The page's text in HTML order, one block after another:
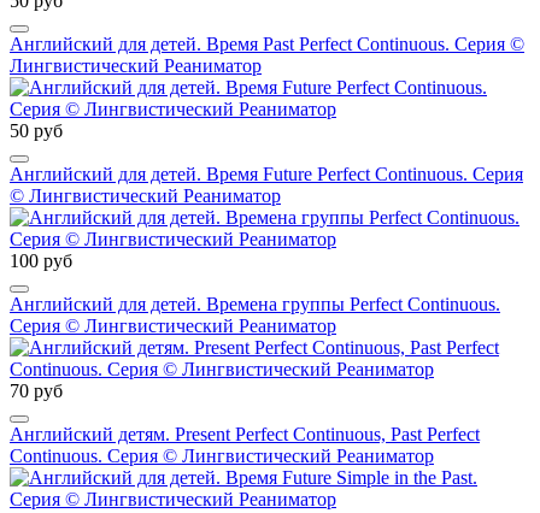
Английский для детей. Время Past Perfect Continuous. Серия ©
Лингвистический Реаниматор
50 руб
Английский для детей. Время Future Perfect Continuous. Серия
© Лингвистический Реаниматор
100 руб
Английский для детей. Времена группы Perfect Continuous.
Серия © Лингвистический Реаниматор
70 руб
Английский детям. Present Perfect Continuous, Past Perfect
Continuous. Серия © Лингвистический Реаниматор